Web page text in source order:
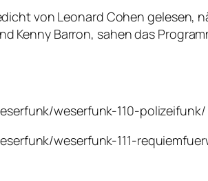
von Leonard Cohen gelesen,
Kenny Barron, sahen das
weserfunk-110-polizeifunk/
weserfunk-111-